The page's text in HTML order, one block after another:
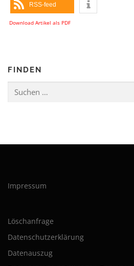
RSS-feed
Download Artikel als PDF
FINDEN
nach:
Impressum
Löschanfrage
Datenschutzerklärung
Datenauszug